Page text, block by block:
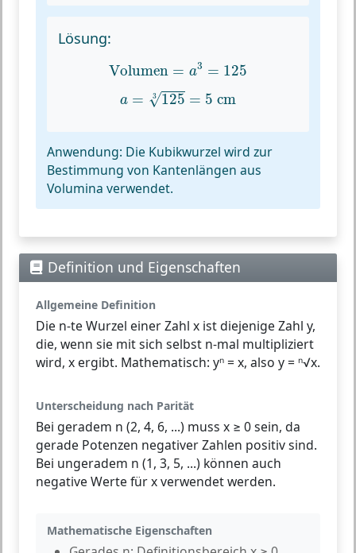
Lösung:
Volumen = a3 = 125
Volumen 3 125
a = 3
√125 = 5 cm
1253= cm
Anwendung: Die Kubikwurzel wird zur
Bestimmung von Kantenlängen aus
Volumina verwendet.
Definition und Eigenschaften
Allgemeine Definition
Die n-te Wurzel einer Zahl x ist diejenige Zahl y,
die, wenn sie mit sich selbst n-mal multipliziert
wird, x ergibt. Mathematisch: yⁿ = x, also y = ⁿ√x.
Unterscheidung nach Parität
Bei geradem n (2, 4, 6, ...) muss x ≥ 0 sein, da
gerade Potenzen negativer Zahlen positiv sind.
Bei ungeradem n (1, 3, 5, ...) können auch
negative Werte für x verwendet werden.
Mathematische Eigenschaften